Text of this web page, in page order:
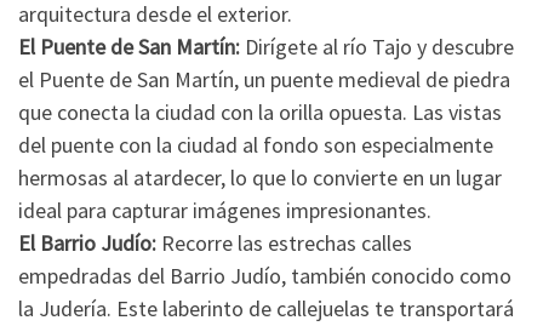
arquitectura desde el exterior.
El Puente de San Martín: Dirígete al río Tajo y descubre
el Puente de San Martín, un puente medieval de piedra
que conecta la ciudad con la orilla opuesta. Las vistas
del puente con la ciudad al fondo son especialmente
hermosas al atardecer, lo que lo convierte en un lugar
ideal para capturar imágenes impresionantes.
El Barrio Judío: Recorre las estrechas calles
empedradas del Barrio Judío, también conocido como
la Judería. Este laberinto de callejuelas te transportará